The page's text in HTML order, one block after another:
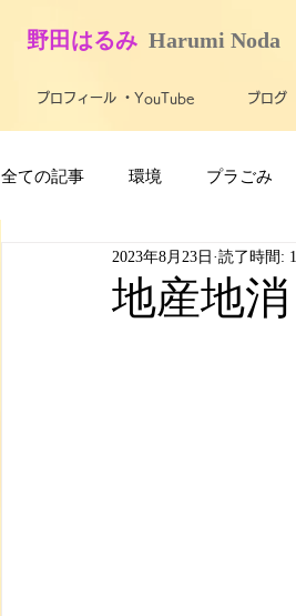
​野田はるみ Harumi No​da
プロフィール ・YouTube ブログ
全ての記事 環境 プラごみ
最新技術・テクノロジー ス
地産地消
2023年8月23日 読了時間: